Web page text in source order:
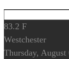
83.2 F
Westchester
Thursday, August